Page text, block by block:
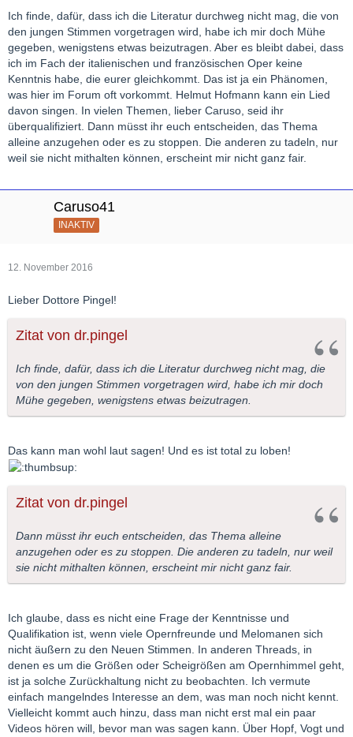
Ich finde, dafür, dass ich die Literatur durchweg nicht mag, die von
den jungen Stimmen vorgetragen wird, habe ich mir doch Mühe
gegeben, wenigstens etwas beizutragen. Aber es bleibt dabei, dass
ich im Fach der italienischen und französischen Oper keine
Kenntnis habe, die eurer gleichkommt. Das ist ja ein Phänomen,
was hier im Forum oft vorkommt. Helmut Hofmann kann ein Lied
davon singen. In vielen Themen, lieber Caruso, seid ihr
überqualifiziert. Dann müsst ihr euch entscheiden, das Thema
alleine anzugehen oder es zu stoppen. Die anderen zu tadeln, nur
weil sie nicht mithalten können, erscheint mir nicht ganz fair.
Caruso41
INAKTIV
12. November 2016
Lieber Dottore Pingel!
Zitat von dr.pingel
Ich finde, dafür, dass ich die Literatur durchweg nicht mag, die
von den jungen Stimmen vorgetragen wird, habe ich mir doch
Mühe gegeben, wenigstens etwas beizutragen.
Das kann man wohl laut sagen! Und es ist total zu loben!
Zitat von dr.pingel
Dann müsst ihr euch entscheiden, das Thema alleine
anzugehen oder es zu stoppen. Die anderen zu tadeln, nur weil
sie nicht mithalten können, erscheint mir nicht ganz fair.
Ich glaube, dass es nicht eine Frage der Kenntnisse und
Qualifikation ist, wenn viele Opernfreunde und Melomanen sich
nicht äußern zu den Neuen Stimmen. In anderen Threads, in
denen es um die Größen oder Scheigrößen am Opernhimmel geht,
ist ja solche Zurückhaltung nicht zu beobachten. Ich vermute
einfach mangelndes Interesse an dem, was man noch nicht kennt.
Vielleicht kommt auch hinzu, dass man nicht erst mal ein paar
Videos hören will, bevor man was sagen kann. Über Hopf, Vogt und